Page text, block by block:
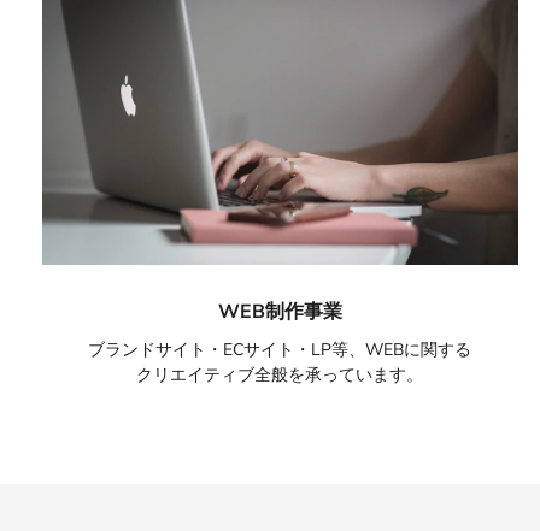
WEB制作事業
ブランドサイト・ECサイト・LP等、WEBに関する
クリエイティブ全般を承っています。